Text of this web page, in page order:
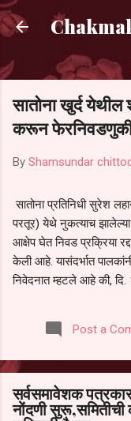
सातोना खुर्द येथील
करून
By Shamsundar
सातोना प्रतिनिधी सुरेश
परतूर) येथे नुकत्याच झालेल्या
आक्षेप घेत निवड प्रक्रिया
केली आहे. यासंदर्भात
निवेदनात म्हटले आहे की,
पालकांना देण्यात आली
नाहीत. तसेच सर्व पालकांना
करण्यात यावी आणि सर्व
फेरनिवडणूक घेण्यात यावी,
जिल्हा शिक्षण अधिकारी
Post a
सर्वसमावेशक
नोंदणी सुरू,समितीची